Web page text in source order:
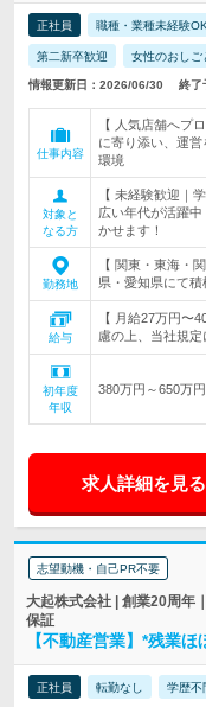
正社員 職種・業種未経験OK
第二新卒歓迎 女性のおしご
情報更新日：2026/06/30 終了
仕事内容
【 人気店舗へプ
に寄り添い、運
環境
対象と
なる方
【 未経験歓迎｜
広い年代が活躍
かせます！
勤務地
【 関東・東海・
県・愛知県にて
給与
【 月給27万円〜
慮の上、当社規定
初年度
年収
380万円～650万円
求人詳細を見る
志望動機・自己PR不要
大起株式会社 | 創業20周
保証
【不動産営業】*残業
正社員 転勤なし 学歴不